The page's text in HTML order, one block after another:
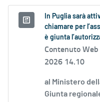
In Puglia sarà
chiamare per
è giunta
Contenuto
2026 14.10
al Ministero
Giunta